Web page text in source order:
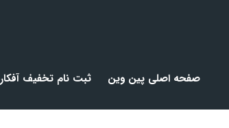
صفحه اصلی پین وین ثبت نام تخفیف